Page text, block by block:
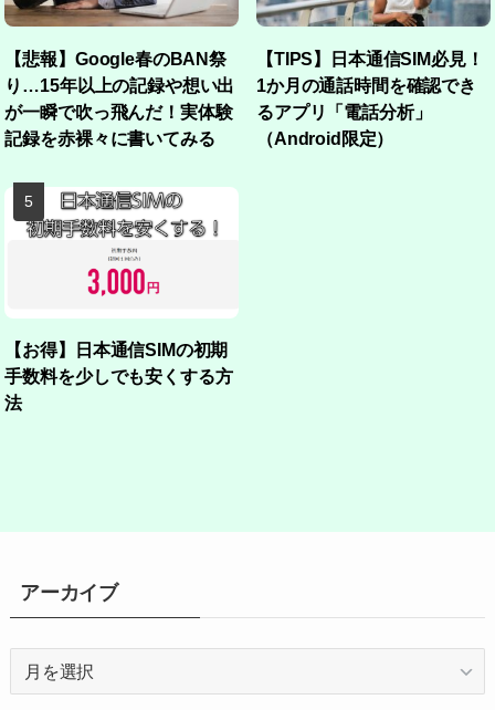
【悲報】Google春のBAN祭
り…15年以上の記録や想い出
が一瞬で吹っ飛んだ！実体験
記録を赤裸々に書いてみる
【TIPS】日本通信SIM必見！
1か月の通話時間を確認でき
るアプリ「電話分析」
（Android限定）
【お得】日本通信SIMの初期
手数料を少しでも安くする方
法
アーカイブ